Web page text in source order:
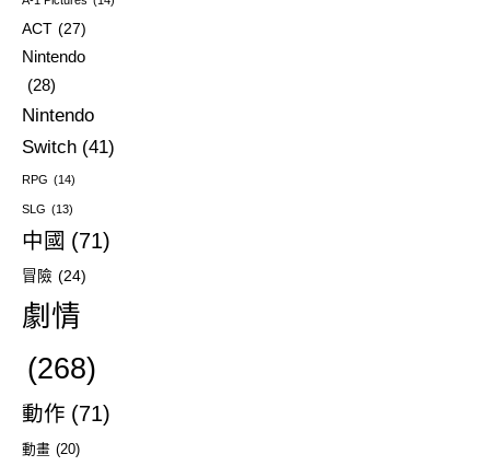
ACT (27)
Nintendo
(28)
Nintendo
Switch (41)
RPG (14)
SLG (13)
中國 (71)
冒險 (24)
劇情
(268)
動作 (71)
動畫 (20)